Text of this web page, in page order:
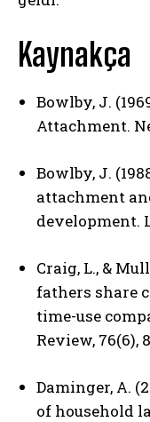
Kaynakça
Bowlby, J.
Attachment.
Bowlby, J.
attachment
development.
Craig, L., &
fathers share
time-use
Review, 76(6),
Daminger, A.
of household